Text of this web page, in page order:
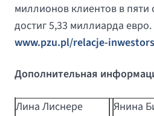
миллионов клиентов в пяти
достиг 5,33 миллиарда
www.pzu.pl/relacje-
Дополнительная
Лина Лиснере
Янина